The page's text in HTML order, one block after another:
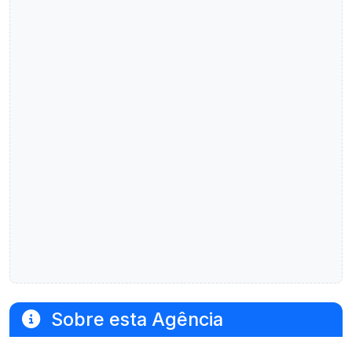
Sobre esta Agência